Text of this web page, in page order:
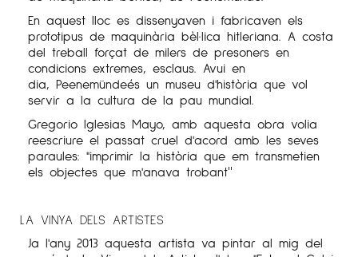
En aquest lloc es dissenyaven i fabricaven els
prototipus de maquinària bèl·lica hitleriana. A costa
del treball forçat de milers de presoners en
condicions extremes, esclaus. Avui en
dia, Peenemündeés un museu d'història que vol
servir a la cultura de la pau mundial.
Gregorio Iglesias Mayo, amb aquesta obra volia
reescriure el passat cruel d'acord amb les seves
paraules: "imprimir la història que em transmetien
els objectes que m'anava trobant"
LA VINYA DELS ARTISTES
Ja l'any 2013 aquesta artista va pintar al mig del